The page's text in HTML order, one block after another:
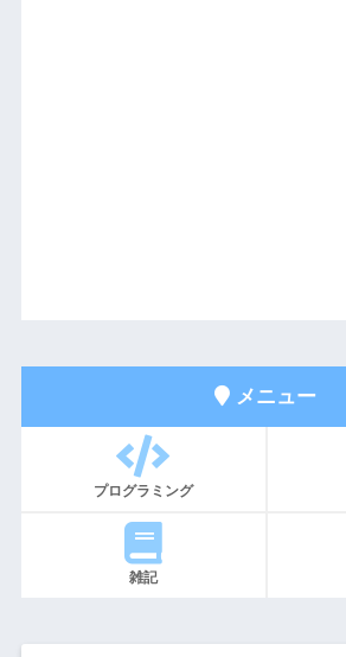
メニュー
プログラミング
雑記